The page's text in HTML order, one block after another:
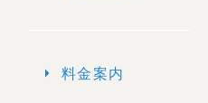
arrow_right 料金案内